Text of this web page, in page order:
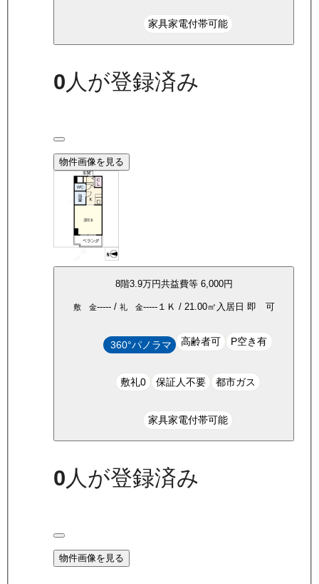
家具家電付帯可能
0 人が登録済み
物件画像を見る
8階3.9万円共益費等 6,000円
敷 金-----/ 礼 金-----１Ｋ / 21.00㎡ 入居日 即 可
360°パノラマ 高齢者可 P空き有
敷礼0 保証人不要 都市ガス
家具家電付帯可能
0 人が登録済み
物件画像を見る